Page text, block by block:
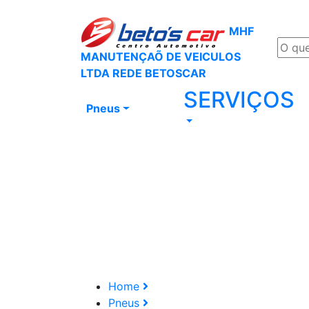
MHF
MANUTENÇAÕ DE VEICULOS
LTDA REDE BETOSCAR
Pneus SERVIÇOS
Home
Pneus